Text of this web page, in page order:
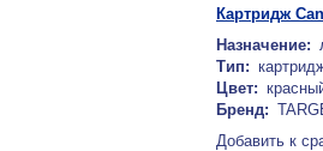
Картридж
Назначение:
Тип:
Цвет:
Бренд:
Добавить к